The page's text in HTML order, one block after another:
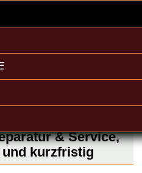
& Service,
kurzfristig